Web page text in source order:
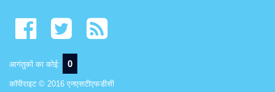
आगंतुकों का कोई: 0
कॉपीराइट © 2016 एनएसटीएफडीसी